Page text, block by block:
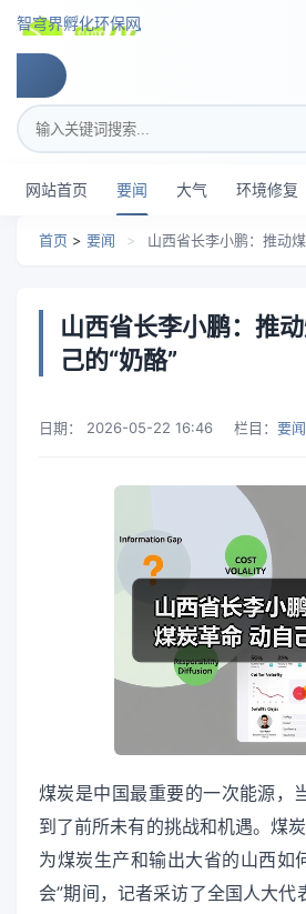
智穹界孵化环保网
搜索关键词
网站首页 要闻 大气 环境修复
首页 > 要闻 > 山西省长李小鹏：推动
山西省长李小鹏：推
己的“奶酪”
日期： 2026-05-22 16:46 栏目： 要闻
煤炭是中国最重要的一次能源，
到了前所未有的挑战和机遇。煤
为煤炭生产和输出大省的山西如
会”期间，记者采访了全国人大代